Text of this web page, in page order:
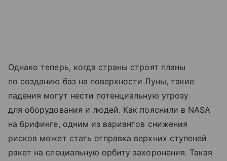
Однако теперь, когда страны строят планы
по созданию баз на поверхности Луны, такие
падения могут нести потенциальную угрозу
для оборудования и людей. Как пояснили в NASA
на брифинге, одним из вариантов снижения
рисков может стать отправка верхних ступеней
ракет на специальную орбиту захоронения. Такая